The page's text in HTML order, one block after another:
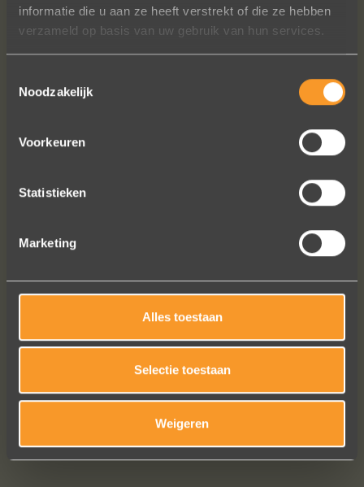
informatie die u aan ze heeft verstrekt of die ze hebben
verzameld op basis van uw gebruik van hun services.
Noodzakelijk
Voorkeuren
Statistieken
Marketing
Alles toestaan
Selectie toestaan
Weigeren
In de ban van uw creaties zijn we
bezig met onze derde bestelling (uit
vriendelijk, het team reageert snel en